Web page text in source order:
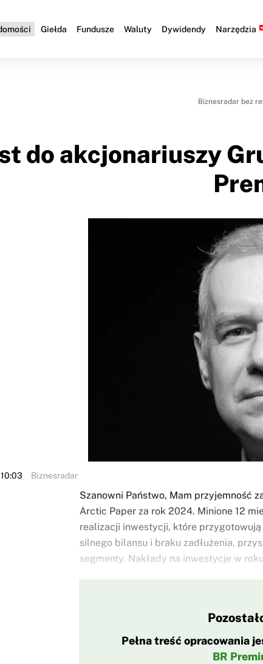
Giełda Fundusze Waluty Dywidendy Narzędzia
Biznesradar bez
do akcjonariuszy
Biznesradar
Szanowni Państwo, Mam przyjemność
Arctic Paper za rok 2024. Minione 12
realizacji inwestycji, które
silnego bilansu i braku zadłużenia,
segmenty. Nakłady na inwestycje w
Pełna treść opracowania
BR